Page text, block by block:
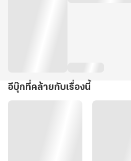
อีบุ๊กที่คล้ายกับเรื่องนี้